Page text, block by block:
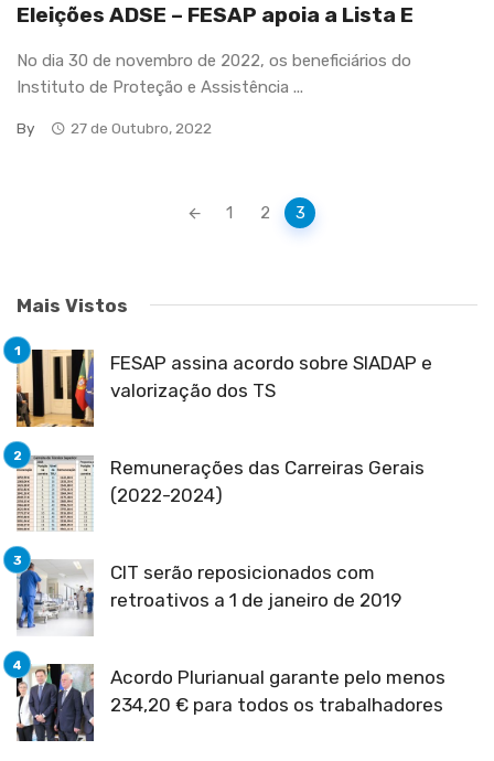
Eleições ADSE – FESAP apoia a Lista E
No dia 30 de novembro de 2022, os beneficiários do
Instituto de Proteção e Assistência ...
By 27 de Outubro, 2022
1 2 3
Mais Vistos
FESAP assina acordo sobre SIADAP e
valorização dos TS
Remunerações das Carreiras Gerais
(2022-2024)
CIT serão reposicionados com
retroativos a 1 de janeiro de 2019
Acordo Plurianual garante pelo menos
234,20 € para todos os trabalhadores